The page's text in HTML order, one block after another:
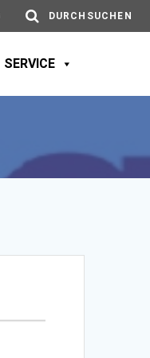
DURCHSUCHEN
SERVICE